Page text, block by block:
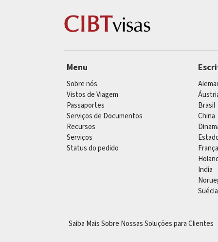
Menu
Sobre nós
Vistos de Viagem
Passaportes
Serviços de Documentos
Recursos
Serviços
Status do pedido
Brasil
China
França
India
Suécia
Saiba Mais Sobre Nossas Soluções para Clientes